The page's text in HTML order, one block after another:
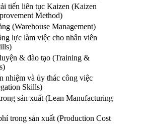
tiến liên tục Kaizen (Kaizen
Method)
(Warehouse Management)
lực làm việc cho nhân viên
& đào tạo (Training &
nhiệm và ủy thác công việc
Skills)
sản xuất (Lean Manufacturing
trong sản xuất (Production Cost